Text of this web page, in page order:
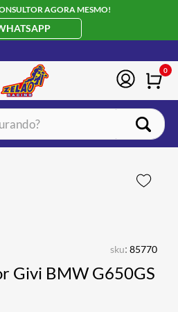
AGORA MESMO!
0
sku: 85770
Givi BMW G650GS